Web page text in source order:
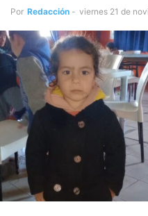
Por Redacción - viernes 21 de